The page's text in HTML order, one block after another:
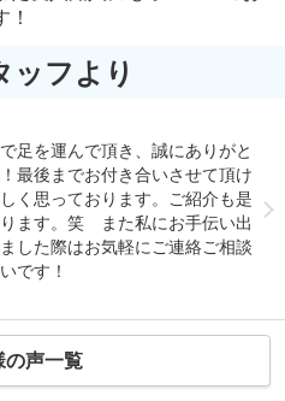
ッフより
足を運んで頂き、誠にありがと
最後までお付き合いさせて頂け
く思っております。ご紹介も是
ます。笑 また私にお手伝い出
した際はお気軽にご連絡ご相談
です！
の声一覧